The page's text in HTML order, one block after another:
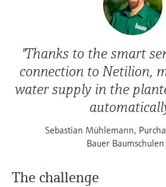
"Thanks to the smart
connection to Netilion,
water supply in the
Sebastian Mühlemann,
Bauer Baumschulen
The challenge